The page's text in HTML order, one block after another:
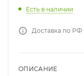
Есть в наличии
Доставка по РФ
ОПИСАНИЕ